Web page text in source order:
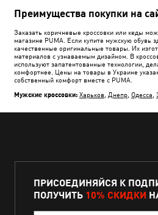
Преимущества покупки на
Заказать коричневые кроссовки или кеды
магазине PUMA. Если купите мужскую обувь
качественные оригинальные товары. Их
материалов с узнаваемым дизайном. В
используют запатентованные технологии,
комфортнее. Цены на товары в Украине
собственный комфорт вместе с PUMA.
Мужские кроссовки: Харьков Днепр Одесса
ПРИСОЕДИНЯЙСЯ К
ПОЛУЧИТЬ 10% СКИДКИ